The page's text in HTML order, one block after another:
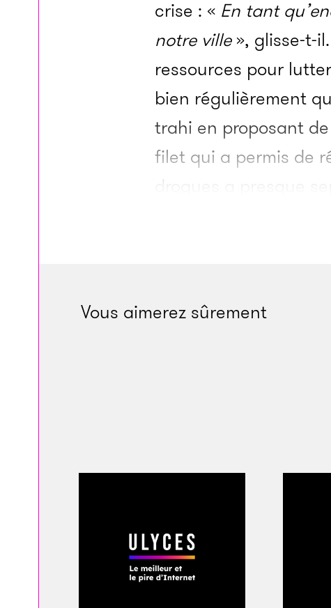
crise : « En tant
notre ville», glisse-t-
ressources pour
bien régulièrement
trahi en proposant
filet qui a permis de
drogues a presque
observe
Pendant un an, en
munitions, du crack
Vous aimerez sûrement